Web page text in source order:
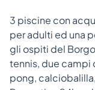
3 piscine con
per adulti ed una
gli ospiti del
tennis, due
pong,